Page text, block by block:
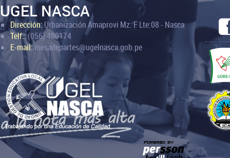
UGEL NASCA
Dirección:Urbanización Amaprovi Mz: F Lte:08 - Nasca
Telf.:(056) 480174
E-mail:mesadepartes@ugelnasca.gob.pe